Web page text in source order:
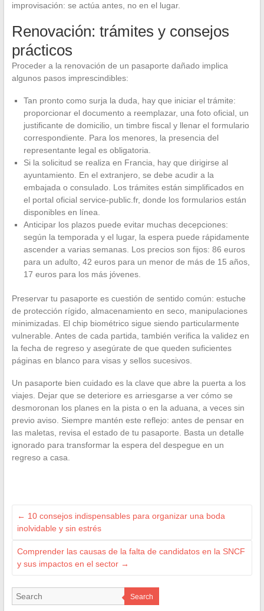
improvisación: se actúa antes, no en el lugar.
Renovación: trámites y consejos
prácticos
Proceder a la renovación de un pasaporte dañado implica
algunos pasos imprescindibles:
Tan pronto como surja la duda, hay que iniciar el trámite:
proporcionar el documento a reemplazar, una foto oficial, un
justificante de domicilio, un timbre fiscal y llenar el formulario
correspondiente. Para los menores, la presencia del
representante legal es obligatoria.
Si la solicitud se realiza en Francia, hay que dirigirse al
ayuntamiento. En el extranjero, se debe acudir a la
embajada o consulado. Los trámites están simplificados en
el portal oficial service-public.fr, donde los formularios están
disponibles en línea.
Anticipar los plazos puede evitar muchas decepciones:
según la temporada y el lugar, la espera puede rápidamente
ascender a varias semanas. Los precios son fijos: 86 euros
para un adulto, 42 euros para un menor de más de 15 años,
17 euros para los más jóvenes.
Preservar tu pasaporte es cuestión de sentido común: estuche
de protección rígido, almacenamiento en seco, manipulaciones
minimizadas. El chip biométrico sigue siendo particularmente
vulnerable. Antes de cada partida, también verifica la validez en
la fecha de regreso y asegúrate de que queden suficientes
páginas en blanco para visas y sellos sucesivos.
Un pasaporte bien cuidado es la clave que abre la puerta a los
viajes. Dejar que se deteriore es arriesgarse a ver cómo se
desmoronan los planes en la pista o en la aduana, a veces sin
previo aviso. Siempre mantén este reflejo: antes de pensar en
las maletas, revisa el estado de tu pasaporte. Basta un detalle
ignorado para transformar la espera del despegue en un
regreso a casa.
← 10 consejos indispensables para organizar una boda
inolvidable y sin estrés
Comprender las causas de la falta de candidatos en la SNCF
y sus impactos en el sector →
Search